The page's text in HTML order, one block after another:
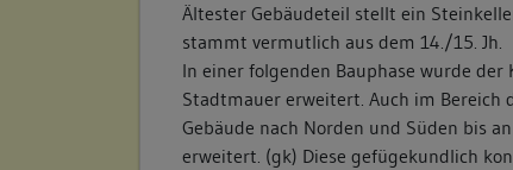
Ältester Gebäudeteil stellt ein
stammt vermutlich aus dem 14./15. Jh.
In einer folgenden Bauphase wurde der
Stadtmauer erweitert. Auch im Bereich
Gebäude nach Norden und Süden bis
erweitert. (gk) Diese gefügekundlich